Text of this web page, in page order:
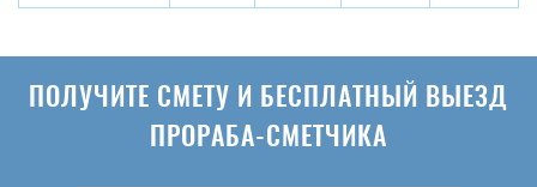
ПОЛУЧИТЕ СМЕТУ И БЕСПЛАТНЫЙ ВЫЕЗД
ПРОРАБА-СМЕТЧИКА